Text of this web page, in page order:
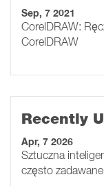
Sep, 7 2021
CorelDRAW:
CorelDRAW
Recently
Apr, 7 2026
Sztuczna
często